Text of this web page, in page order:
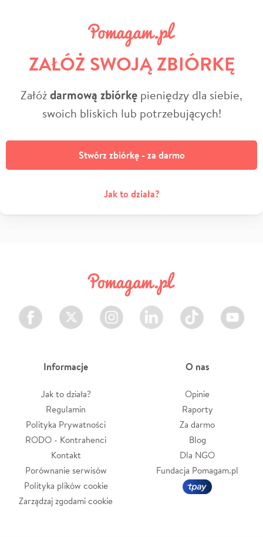
ZAŁÓŻ SWOJĄ ZBIÓRKĘ
Załóżdarmową zbiórkę pieniędzy dla siebie,
swoich bliskich lub potrzebujących!
Stwórz zbiórkę - za darmo
Jak to działa?
Facebook Twitter Instagram LinkedIn TikTok Youtube
Informacje
Jak to działa?
Regulamin
Polityka Prywatności
RODO - Kontrahenci
Kontakt
Porównanie serwisów
Polityka plików cookie
Zarządzaj zgodami cookie
O nas
Opinie
Raporty
Za darmo
Blog
Dla NGO
Fundacja Pomagam.pl